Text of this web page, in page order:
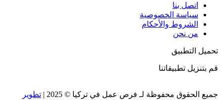
اتصل بنا
سياسة الخصوصية
الشروط والأحكام
من نحن
تحميل التطبيق
قم بتنزيل تطبيقاتنا
جميع الحقوق محفوظة لـ فرص عمل في تركيا © 2025 |
تطوير